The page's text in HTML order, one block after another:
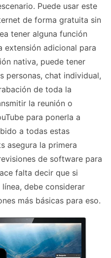
Puede usar este
de forma gratuita sin
tener alguna función
extensión adicional para
nativa, puede tener
personas, chat individual,
de toda la
la reunión o
para ponerla a
a todas estas
asegura la primera
de software para
falta decir que si
debe considerar
más básicas para eso.